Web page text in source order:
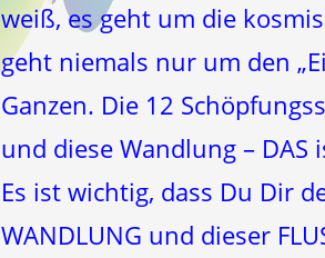
weiß, es geht um die
geht niemals nur um den
Ganzen. Die 12
und diese Wandlung – DAS
Es ist wichtig, dass Du Dir
WANDLUNG und dieser